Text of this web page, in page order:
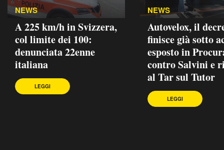
NEWS
A 225 km/h in Svizzera,
col limite dei 100:
denunciata 22enne
italiana
LEGGI
NEWS
Autovelox, il
finisce già sotto
esposto in
contro Salvini e
al Tar sul Tutor
LEGGI